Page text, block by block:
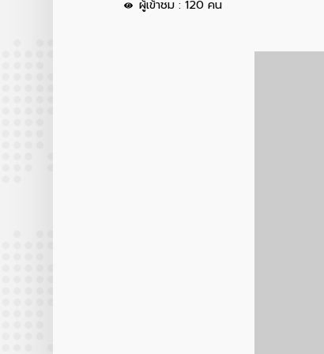
ผู้เข้าชม : 120 คน